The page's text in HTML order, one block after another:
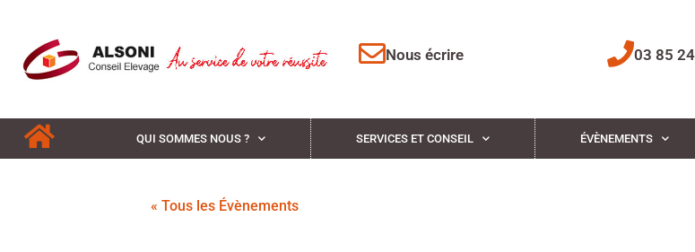
Nous écrire 03 85
QUI SOMMES NOUS ? SERVICES ET CONSEIL ÉVÈNEMENTS
« Tous les Évènements